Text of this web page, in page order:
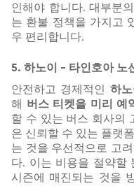
인해야 합니다. 대부분
는 환불 정책을 가지고
우 편리합니다.
5. 하노이 - 타인호아 노
안전하고 경제적인 하
해 버스 티켓을 미리 예
할 수 있는 버스 회사의
은 신뢰할 수 있는 플랫
는 것을 우선적으로 고려
다. 이는 비용을 절약할
시즌에 매진되는 것을